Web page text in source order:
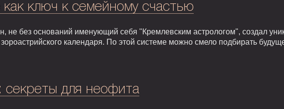
как ключ к семейному счастью
не без оснований именующий себя "Кремлевским астрологом", создал
календаря. По этой системе можно смело подбирать
секреты для неофита